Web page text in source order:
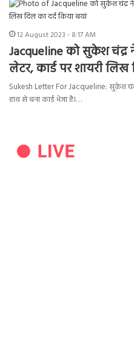
12 August 2023 - 8:17 AM
Jacqueline को सुकेश
लेटर, कार्ड पर शायरी
Sukesh Letter For Jacqueline: सुकेश
हाथ से बना कार्ड भेजा है।…